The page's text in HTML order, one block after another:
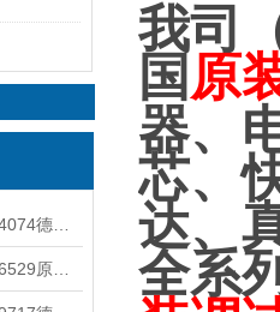
我司
国 原
器、
芯、
达、
全系